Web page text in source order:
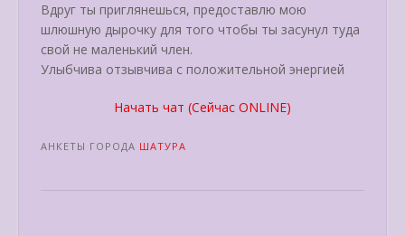
Вдруг ты приглянешься, предоставлю мою
шлюшную дырочку для того чтобы ты засунул туда
свой не маленький член.
Улыбчива отзывчива с положительной энергией
Начать чат (Сейчас ONLINE)
АНКЕТЫ ГОРОДА ШАТУРА